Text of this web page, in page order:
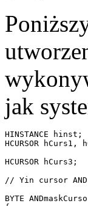
jak
HINSTANCE
HCURSOR
HCURSOR
// Yin cursor
BYTE